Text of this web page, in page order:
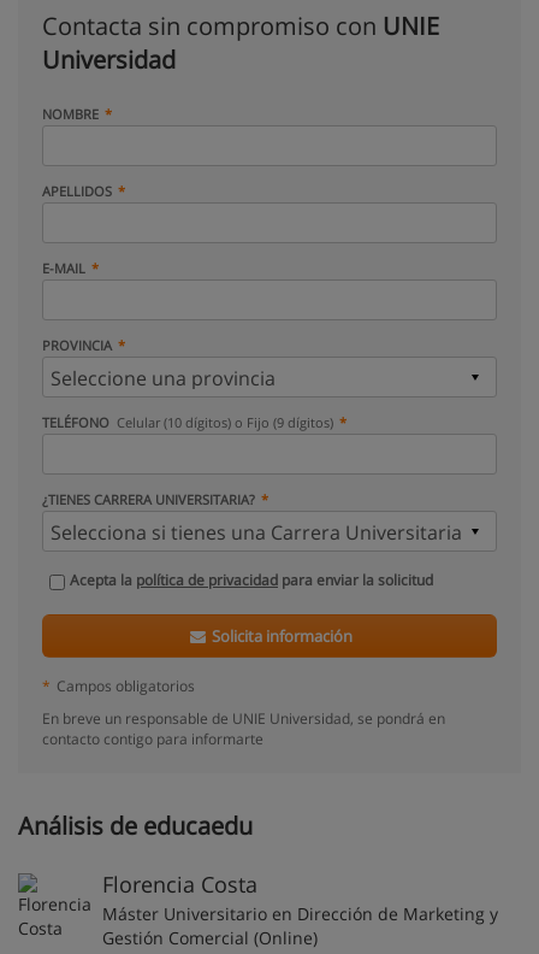
Contacta sin compromiso con UNIE
Universidad
NOMBRE
APELLIDOS
E-MAIL
PROVINCIA
TELÉFONO Celular (10 dígitos) o Fijo (9 dígitos)
¿TIENES CARRERA UNIVERSITARIA?
Acepta la política de privacidad para enviar la solicitud
Solicita información
* Campos obligatorios
En breve un responsable de UNIE Universidad, se pondrá en
contacto contigo para informarte
Análisis de educaedu
Florencia Costa
Máster Universitario en Dirección de Marketing y
Gestión Comercial (Online)